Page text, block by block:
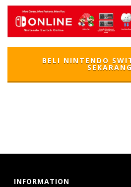
BELI NINTENDO
INFORMATION